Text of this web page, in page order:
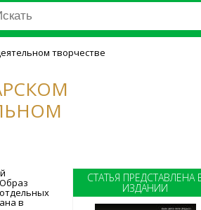
творчестве
в
СТАТЬЯ ПРЕДСТАВЛЕНА
ИЗДАНИИ